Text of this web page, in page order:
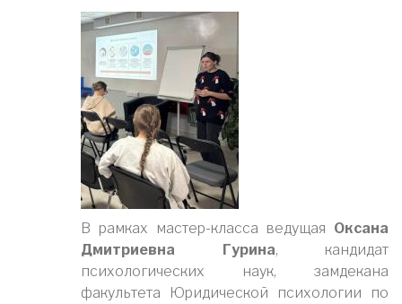
В рамках мастер-класса ведущая Оксана
Дмитриевна Гурина, кандидат
психологических наук, замдекана
факультета Юридической психологии по